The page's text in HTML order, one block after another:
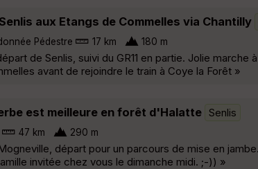
aux Etangs de Commelles via Chantilly
Pédestre 17 km 180 m
de Senlis, suivi du GR11 en partie. Jolie
avant de rejoindre le train à Coye la Forêt »
est meilleure en forêt d'Halatte Senlis
47 km 290 m
départ pour un parcours de mise en
invitée chez vous le dimanche midi. ;-)) »